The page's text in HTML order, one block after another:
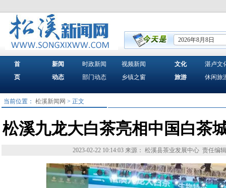
2026年8月8日
首
页
新闻
动态
时政新闻
部门动态
视频新闻
乡镇之窗
文化
旅游
湛卢文
休闲旅
当前位置：松溪新闻网 > 正文
松溪九龙大白茶亮相中国白茶
2023-02-22 10:14:03 来源： 松溪县茶业发展中心 责任编